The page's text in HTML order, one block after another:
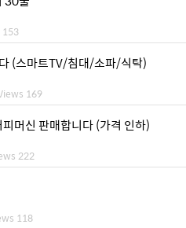
153
(스마트TV/침대/소파/식탁)
169
머신 판매합니다 (가격 인하)
222
118